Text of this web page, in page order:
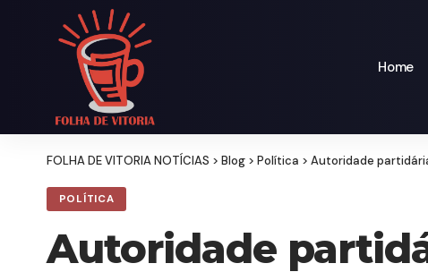
Home
FOLHA DE VITORIA NOTÍCIAS > Blog > Política > Autoridade
POLÍTICA
Autoridade